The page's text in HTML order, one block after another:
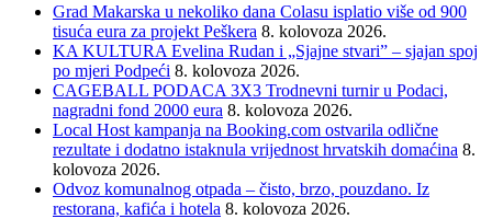
Grad Makarska u nekoliko dana Colasu isplatio više od 900
tisuća eura za projekt Peškera 8. kolovoza 2026.
KA KULTURA Evelina Rudan i „Sjajne stvari” – sjajan spoj
po mjeri Podpeći 8. kolovoza 2026.
CAGEBALL PODACA 3X3 Trodnevni turnir u Podaci,
nagradni fond 2000 eura 8. kolovoza 2026.
Local Host kampanja na Booking.com ostvarila odlične
rezultate i dodatno istaknula vrijednost hrvatskih domaćina 8.
kolovoza 2026.
Odvoz komunalnog otpada – čisto, brzo, pouzdano. Iz
restorana, kafića i hotela 8. kolovoza 2026.